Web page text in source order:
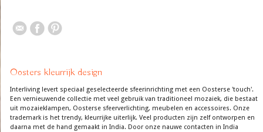
Oosters kleurrijk design
Interliving levert speciaal geselecteerde sfeerinrichting met een Oosterse 'touch'.
Een vernieuwende collectie met veel gebruik van traditioneel mozaiek, die bestaat
uit mozaieklampen, Oosterse sfeerverlichting, meubelen en accessoires. Onze
trademark is het trendy, kleurrijke uiterlijk. Veel producten zijn zelf ontworpen en
daarna met de hand gemaakt in India. Door onze nauwe contacten in India